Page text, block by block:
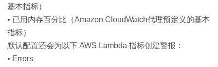
基本指标）
• 已用内存百分比（Amazon CloudWatch代理预定义的基本
指标）
默认配置还会为以下 AWS Lambda 指标创建警报：
• Errors